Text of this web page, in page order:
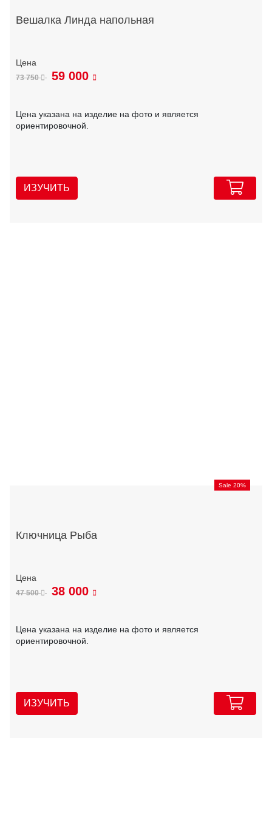
Вешалка Линда напольная
73 750 59 000
Цена указана на изделие на фото и является
ориентировочной.
ИЗУЧИТЬ
Sale 20%
Ключница Рыба
47 500 38 000
Цена указана на изделие на фото и является
ориентировочной.
ИЗУЧИТЬ